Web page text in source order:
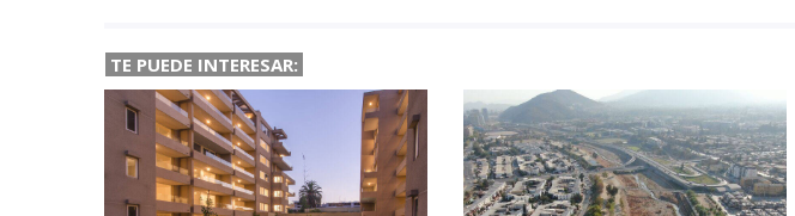
TE PUEDE INTERESAR: